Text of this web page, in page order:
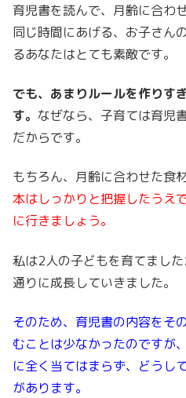
育児書を読んで、月齢に合わ
同じ時間にあげる、お子さん
るあなたはとても素敵です。
でも、あまりルールを作りす
す。 なぜなら、子育ては育児
だからです。
もちろん、月齢に合わせた食
本はしっかりと把握したうえ
に行きましょう。
私は2人の子どもを育てまし
通りに成長していきました。
そのため、育児書の内容をそ
むことは少なかったのですが
に全く当てはまらず、どうし
があります。